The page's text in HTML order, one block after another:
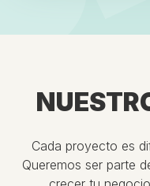
Cada proyecto es
Queremos ser parte